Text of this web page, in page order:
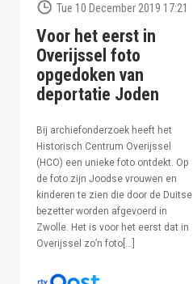
Tue 10 December 2019 17:21
Voor het eerst in
Overijssel foto
opgedoken van
deportatie Joden
Bij archiefonderzoek heeft het
Historisch Centrum Overijssel
(HCO) een unieke foto ontdekt. Op
de foto zijn Joodse vrouwen en
kinderen te zien die door de Duitse
bezetter worden afgevoerd in
Zwolle. Het is voor het eerst dat in
Overijssel zo’n foto[…]